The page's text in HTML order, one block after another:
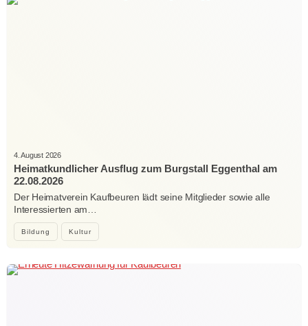
Bildung Kultur
4. August 2026
Heimatkundlicher Ausflug zum Burgstall Eggenthal am
22.08.2026
Der Heimatverein Kaufbeuren lädt seine Mitglieder sowie alle
Interessierten am…